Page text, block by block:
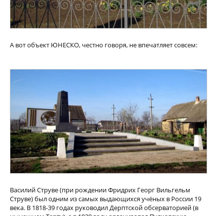
А вот объект ЮНЕСКО, честно говоря, не впечатляет совсем:
Василий Струве (при рождении Фридрих Георг Вильгельм
Струве) был одним из самых выдающихся учёных в России 19
века. В 1818-39 годах руководил Дерптской обсерваторией (в